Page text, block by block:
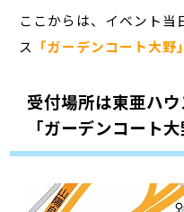
ここからは、イベント当
ス 「ガーデンコート大野」
受付場所は東亜ハ
「ガーデンコート大